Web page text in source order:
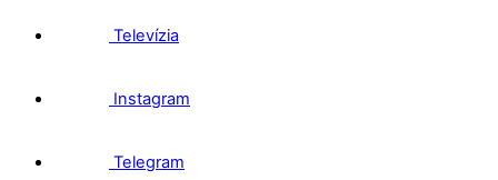
Televízia
Instagram
Telegram